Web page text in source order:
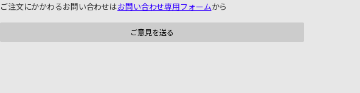
ご注文にかかわるお問い合わせはお問い合わせ専用フォームから